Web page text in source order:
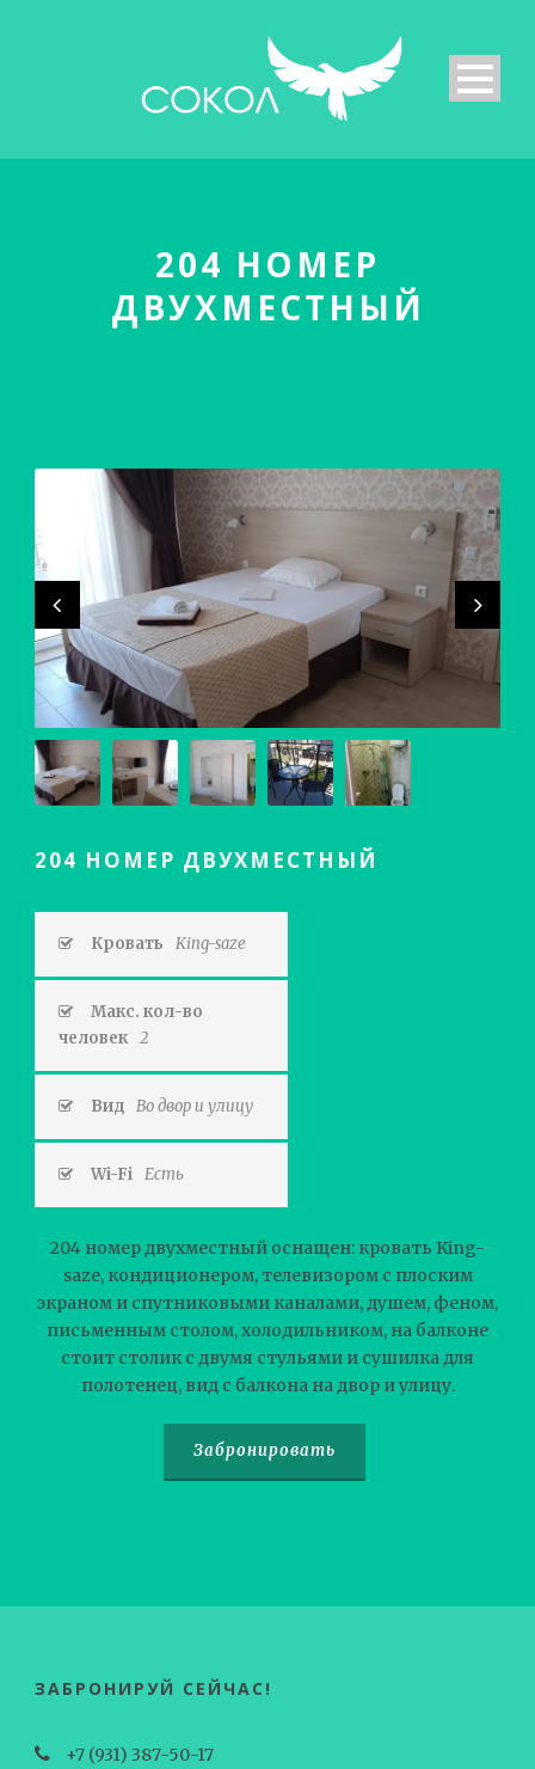
204 НОМЕР
ДВУХМЕСТНЫЙ
204 НОМЕР ДВУХМЕСТНЫЙ
Кровать King-saze
Макс. кол-во
человек 2
Вид Во двор и улицу
Wi-Fi Есть
204 номер двухместный оснащен: кровать King-
saze, кондиционером, телевизором с плоским
экраном и спутниковыми каналами, душем, феном,
письменным столом, холодильником, на балконе
стоит столик с двумя стульями и сушилка для
полотенец, вид с балкона на двор и улицу.
Забронировать
ЗАБРОНИРУЙ СЕЙЧАС!
+7 (931) 387-50-17